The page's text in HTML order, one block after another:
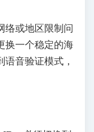
络或地区限制问
换一个稳定的海
音验证模式，